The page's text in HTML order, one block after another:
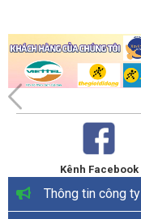
Kênh Facebook
Thông tin công ty